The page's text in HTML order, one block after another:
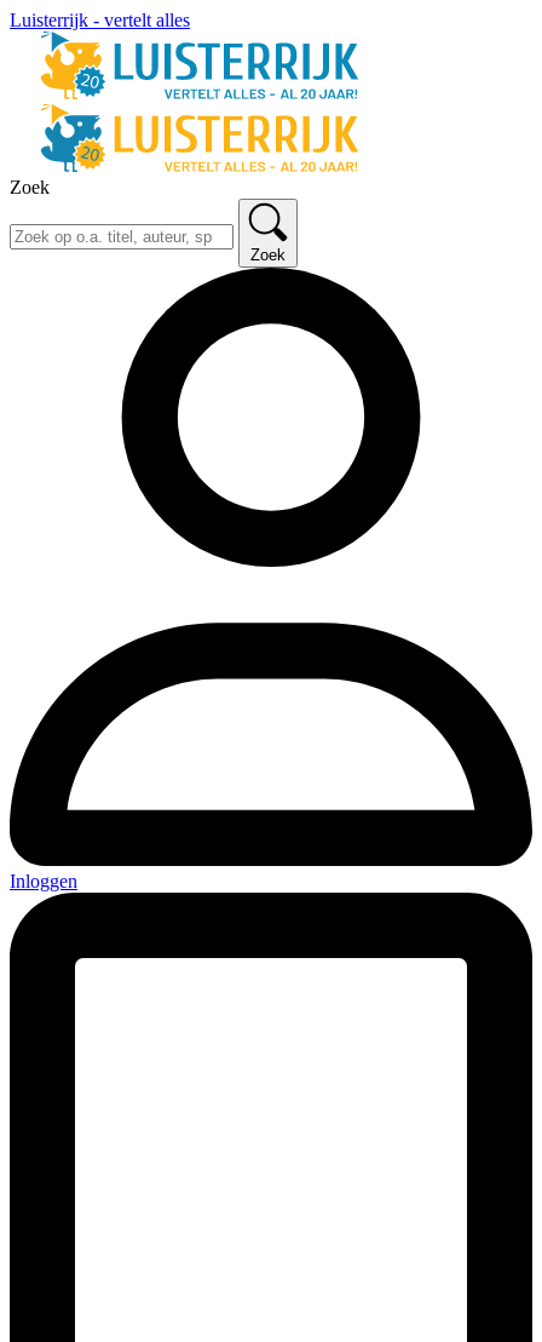
Luisterrijk - vertelt alles
Zoek
Zoek
Inloggen